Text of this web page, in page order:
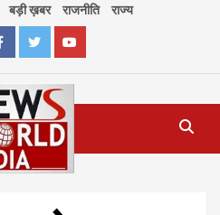
बड़ी ख़बर राजनीति राज्य
TwitterYoutube